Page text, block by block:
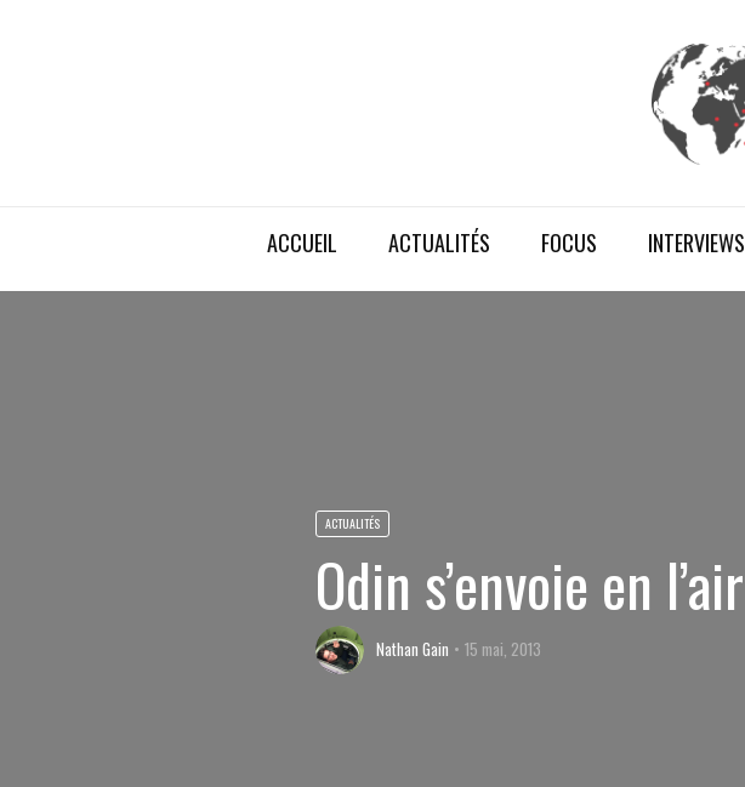
ACCUEIL ACTUALITÉS FOCUS INTERVIEWS
ACTUALITÉS
Odin s’envoie en l’air
Nathan Gain 15 mai, 2013